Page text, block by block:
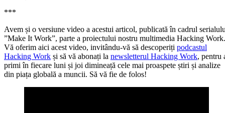
***
Avem și o versiune video a acestui articol, publicată în cadrul
”Make It Work”, parte a proiectului nostru multimedia Hacking Work.
Vă oferim aici acest video, invitându-vă să descoperiți podcastul
Hacking Work și să vă abonați la newsletterul Hacking Work, pentru
primi în fiecare luni și joi dimineață cele mai proaspete știri și analize
din piața globală a muncii. Să vă fie de folos!